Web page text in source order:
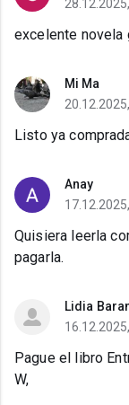
excelente novela
Mi Ma
Listo ya
Anay
Quisiera leerla
pagarla.
Lidia
Pague el libro
W,